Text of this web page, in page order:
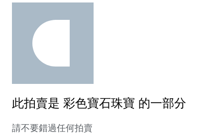
此拍賣是 彩色寶石珠寶 的一部分
請不要錯過任何拍賣